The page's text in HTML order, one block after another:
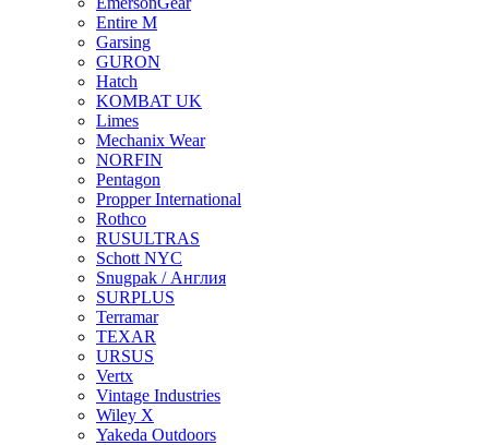
Entire M
Garsing
GURON
Hatch
KOMBAT UK
Limes
Mechanix Wear
NORFIN
Pentagon
Propper International
Rothco
RUSULTRAS
Schott NYC
Snugpak / Англия
SURPLUS
Terramar
TEXAR
URSUS
Vertx
Vintage Industries
Wiley X
Yakeda Outdoors